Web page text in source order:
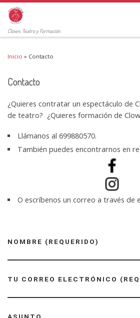
Clown, Teatro y Formación
Inicio » Contacto
Contacto
¿Quieres contratar un espectáculo de
de teatro? ¿Quieres formación de
Llámanos al 699880570.
También puedes encontrarnos en
O escríbenos un correo a través de
NOMBRE (REQUERIDO)
TU CORREO ELECTRÓNICO